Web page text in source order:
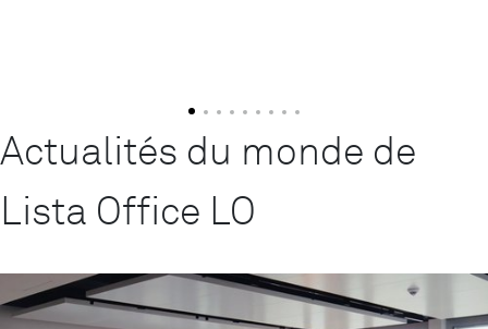
Actualités du monde de
Lista Office LO